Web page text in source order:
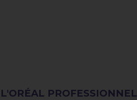
L'ORÉAL PROFESSIONNEL